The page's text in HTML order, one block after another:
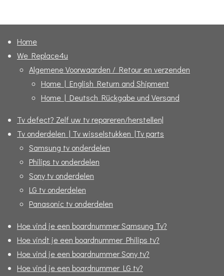
Home
We Replace4u
Algemene Voorwaarden / Retour en verzenden
Home | English Return and Shipment
Home | Deutsch Rückgabe und Versand
Tv defect? Zelf uw tv repareren/herstellen|
Tv onderdelen | Tv wisselstukken |Tv parts
Samsung tv onderdelen
Philips tv onderdelen
Sony tv onderdelen
LG tv onderdelen
Panasonic tv onderdelen
Hoe vind je een boardnummer Samsung Tv?
Hoe vindt je een boardnummer Philips tv?
Hoe vind je een boardnummer Sony tv?
Hoe vind je een boardnummer LG tv?